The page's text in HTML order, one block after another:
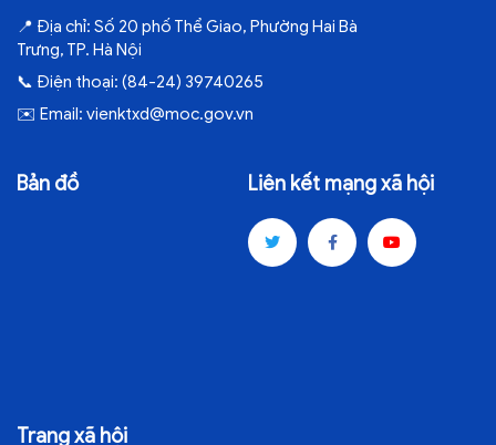
📍 Địa chỉ: Số 20 phố Thể Giao, Phường Hai Bà
Trưng, TP. Hà Nội
📞 Điện thoại: (84-24) 39740265
✉️ Email: vienktxd@moc.gov.vn
Bản đồ Liên kết mạng xã hội
Trang xã hội